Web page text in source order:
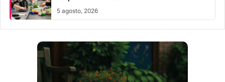
5 agosto, 2026